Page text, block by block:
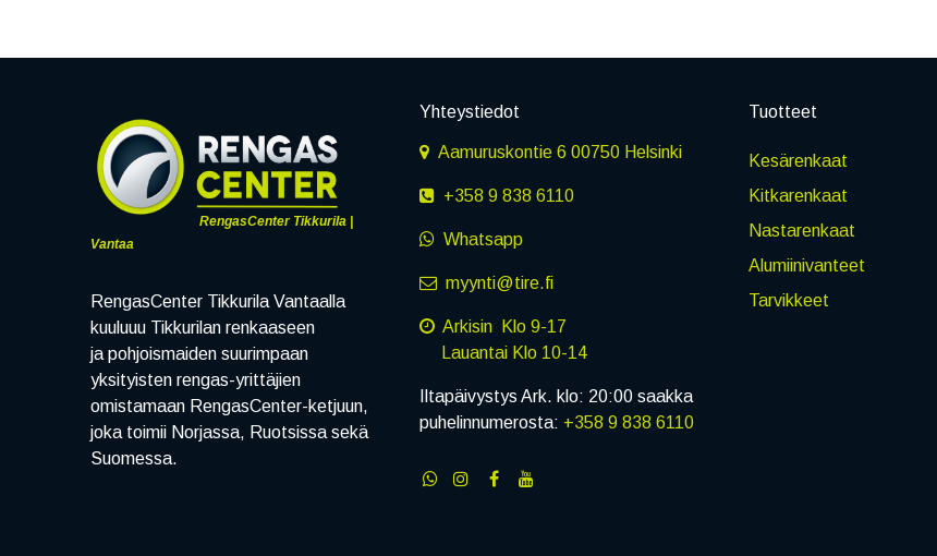
RengasCenter Tikkurila |
Vantaa
RengasCenter Tikkurila Vantaalla
kuuluuu Tikkurilan renkaaseen
ja pohjoismaiden suurimpaan
yksityisten rengas-yrittäjien
omistamaan RengasCenter-ketjuun,
joka toimii Norjassa, Ruotsissa sekä
Suomessa.
Yhteystiedot
Aamuruskontie 6 00750 Helsinki
+358 9 838 6110
Whatsapp
myynti@tire.fi
Arkisin Klo 9-17
Lauantai Klo 10-14
Iltapäivystys Ark. klo: 20:00 saakka
puhelinnumerosta: +358 9 838 6110
Tuotteet
Kesärenkaat
Kitkarenkaat
Nastarenkaat
Alumiinivanteet
Tarvikkeet